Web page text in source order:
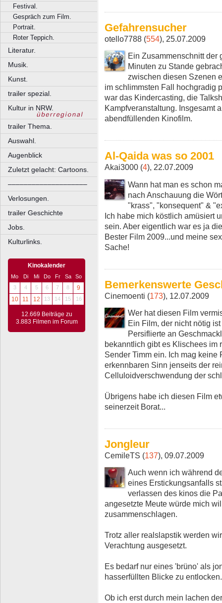
Festival.
Gespräch zum Film.
Portrait.
Roter Teppich.
Literatur.
Musik.
Kunst.
trailer spezial.
Kultur in NRW.
trailer Thema.
Auswahl.
Augenblick
Zuletzt gelacht: Cartoons.
––––––––––––––––––––
Verlosungen.
trailer Geschichte
Jobs.
Kulturlinks.
Kinokalender
Mo Di Mi Do Fr Sa
So
3
4 5 6 7 8
9
10
11 12 13 14 15 16
12.669 Beiträge zu
3.883 Filmen im Forum
Gefahrensucher
otello7788 (554), 25.07.2009
Ein Zusammenschnitt der
Minuten zu Stande
zwischen diesen Szenen
im schlimmsten Fall hochgradig
war das Kindercasting, die
Kampfveranstaltung. Insgesamt
abendfüllenden Kinofilm.
Al-Qaida was so 2001
Akai3000 (4), 22.07.2009
Wann hat man es schon
nach Anschauung die
"krass", "konsequent" &
Ich habe mich köstlich amüsiert
sein. Aber eigentlich war es ja
Bester Film 2009...und meine
Sache!
Bemerkenswerte
Cinemoenti (173), 12.07.2009
Wer hat diesen Film
Ein Film, der nicht nötig
Persiflierte an
bekanntlich gibt es Klischees im
Sender Timm ein. Ich mag
erkennbaren Sinn jenseits der
Celluloidverschwendung der
Übrigens habe ich diesen Film
seinerzeit Borat...
Jongleur
CemileTS (137), 09.07.2009
Auch wenn ich während
eines Erstickungsanfalls
verlassen des kinos die
angesetzte Meute würde mich
zusammenschlagen.
Trotz aller realslapstik werden
Verachtung ausgesetzt.
Es bedarf nur eines 'brüno' als
hasserfüllten Blicke zu entlocken.
Ob ich erst durch mein lachen